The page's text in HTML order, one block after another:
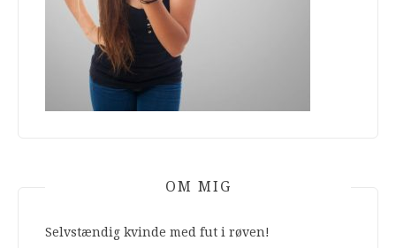
OM MIG
Selvstændig kvinde med fut i røven!